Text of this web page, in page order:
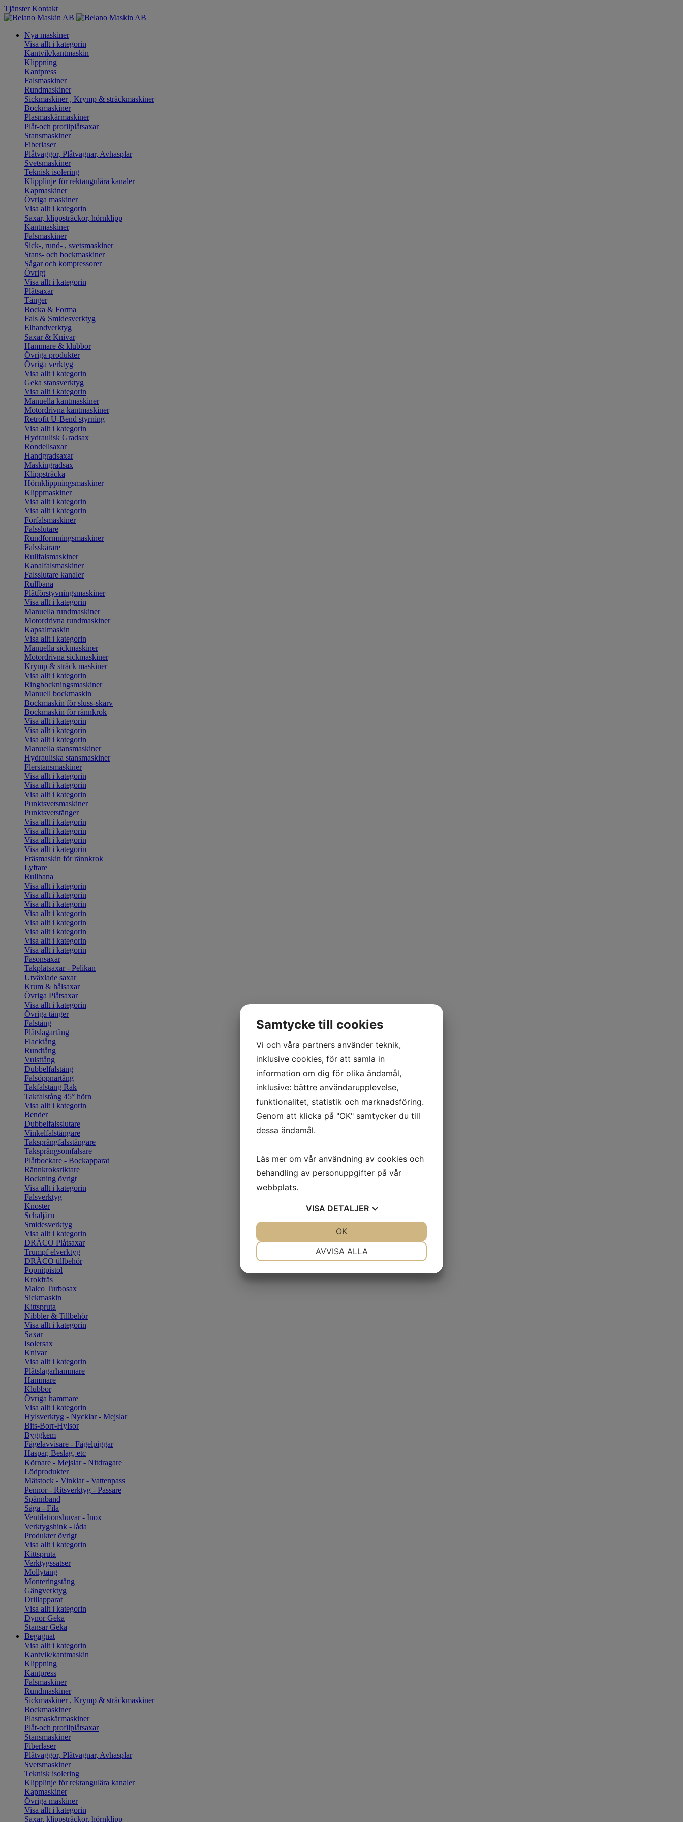
Tjänster Kontakt
Nya maskiner
Visa allt i kategorin
Kantvik/kantmaskin
Klippning
Kantpress
Falsmaskiner
Rundmaskiner
Sickmaskiner , Krymp & sträckmaskiner
Bockmaskiner
Plasmaskärmaskiner
Plåt-och profilplåtsaxar
Stansmaskiner
Fiberlaser
Plåtvaggor, Plåtvagnar, Avhasplar
Svetsmaskiner
Teknisk isolering
Klipplinje för rektangulära kanaler
Kapmaskiner
Övriga maskiner
Visa allt i kategorin
Saxar, klippsträckor, hörnklipp
Kantmaskiner
Falsmaskiner
Sick-, rund- , svetsmaskiner
Stans- och bockmaskiner
Sågar och kompressorer
Övrigt
Visa allt i kategorin
Plåtsaxar
Tänger
Bocka & Forma
Fals & Smidesverktyg
Elhandverktyg
Saxar & Knivar
Hammare & klubbor
Övriga produkter
Övriga verktyg
Visa allt i kategorin
Geka stansverktyg
Visa allt i kategorin
Manuella kantmaskiner
Motordrivna kantmaskiner
Retrofit U-Bend styrning
Visa allt i kategorin
Hydraulisk Gradsax
Rondellsaxar
Handgradsaxar
Maskingradsax
Klippsträcka
Hörnklippningsmaskiner
Klippmaskiner
Visa allt i kategorin
Visa allt i kategorin
Förfalsmaskiner
Falsslutare
Rundformningsmaskiner
Falsskärare
Rullfalsmaskiner
Kanalfalsmaskiner
Falsslutare kanaler
Rullbana
Plåtförstyvningsmaskiner
Visa allt i kategorin
Manuella rundmaskiner
Motordrivna rundmaskiner
Kapsalmaskin
Visa allt i kategorin
Manuella sickmaskiner
Motordrivna sickmaskiner
Krymp & sträck maskiner
Visa allt i kategorin
Ringbockningsmaskiner
Manuell bockmaskin
Bockmaskin för sluss-skarv
Bockmaskin för rännkrok
Visa allt i kategorin
Visa allt i kategorin
Visa allt i kategorin
Manuella stansmaskiner
Hydrauliska stansmaskiner
Flerstansmaskiner
Visa allt i kategorin
Visa allt i kategorin
Visa allt i kategorin
Punktsvetsmaskiner
Punktsvetstänger
Visa allt i kategorin
Visa allt i kategorin
Visa allt i kategorin
Visa allt i kategorin
Fräsmaskin för rännkrok
Lyftare
Rullbana
Visa allt i kategorin
Visa allt i kategorin
Visa allt i kategorin
Visa allt i kategorin
Visa allt i kategorin
Visa allt i kategorin
Visa allt i kategorin
Visa allt i kategorin
Fasonsaxar
Takplåtsaxar - Pelikan
Utväxlade saxar
Krum & hålsaxar
Övriga Plåtsaxar
Visa allt i kategorin
Övriga tänger
Falstång
Plåtslagartång
Flacktång
Rundtång
Vulsttång
Dubbelfalstång
Falsöppnartång
Takfalstång Rak
Takfalstång 45° hörn
Visa allt i kategorin
Bender
Dubbelfalsslutare
Vinkelfalstängare
Taksprångfalsstängare
Taksprångsomfalsare
Plåtbockare - Bockapparat
Rännkroksriktare
Bockning övrigt
Visa allt i kategorin
Falsverktyg
Knoster
Schaljärn
Smidesverktyg
Visa allt i kategorin
DRÄCO Plåtsaxar
Trumpf elverktyg
DRÄCO tillbehör
Popnitpistol
Krokfräs
Malco Turbosax
Sickmaskin
Kittspruta
Nibbler & Tillbehör
Visa allt i kategorin
Saxar
Isolersax
Knivar
Visa allt i kategorin
Plåtslagarhammare
Hammare
Klubbor
Övriga hammare
Visa allt i kategorin
Hylsverktyg - Nycklar - Mejslar
Bits-Borr-Hylsor
Byggkem
Fågelavvisare - Fågelpiggar
Haspar, Beslag, etc
Körnare - Mejslar - Nitdragare
Lödprodukter
Mätstock - Vinklar - Vattenpass
Pennor - Ritsverktyg - Passare
Spännband
Såga - Fila
Ventilationshuvar - Inox
Verktygshink - låda
Produkter övrigt
Visa allt i kategorin
Kittspruta
Verktygssatser
Mollytång
Monteringstång
Gängverktyg
Drillapparat
Visa allt i kategorin
Dynor Geka
Stansar Geka
Begagnat
Visa allt i kategorin
Kantvik/kantmaskin
Klippning
Kantpress
Falsmaskiner
Rundmaskiner
Sickmaskiner , Krymp & sträckmaskiner
Bockmaskiner
Plasmaskärmaskiner
Plåt-och profilplåtsaxar
Stansmaskiner
Fiberlaser
Plåtvaggor, Plåtvagnar, Avhasplar
Svetsmaskiner
Teknisk isolering
Klipplinje för rektangulära kanaler
Kapmaskiner
Övriga maskiner
Visa allt i kategorin
Saxar, klippsträckor, hörnklipp
Samtycke till cookies
Vi och våra partners använder teknik,
inklusive cookies, för att samla in
information om dig för olika ändamål,
inklusive: bättre användarupplevelse,
funktionalitet, statistik och marknadsföring.
Genom att klicka på "OK" samtycker du till
dessa ändamål.
Läs mer om vår användning av cookies och
behandling av personuppgifter på vår
webbplats.
VISA DETALJER
AVVISA ALLA
OK